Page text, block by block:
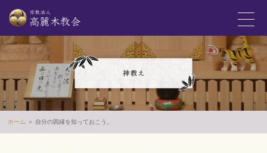
ホーム ＞ 自分の因縁を知っておこう。